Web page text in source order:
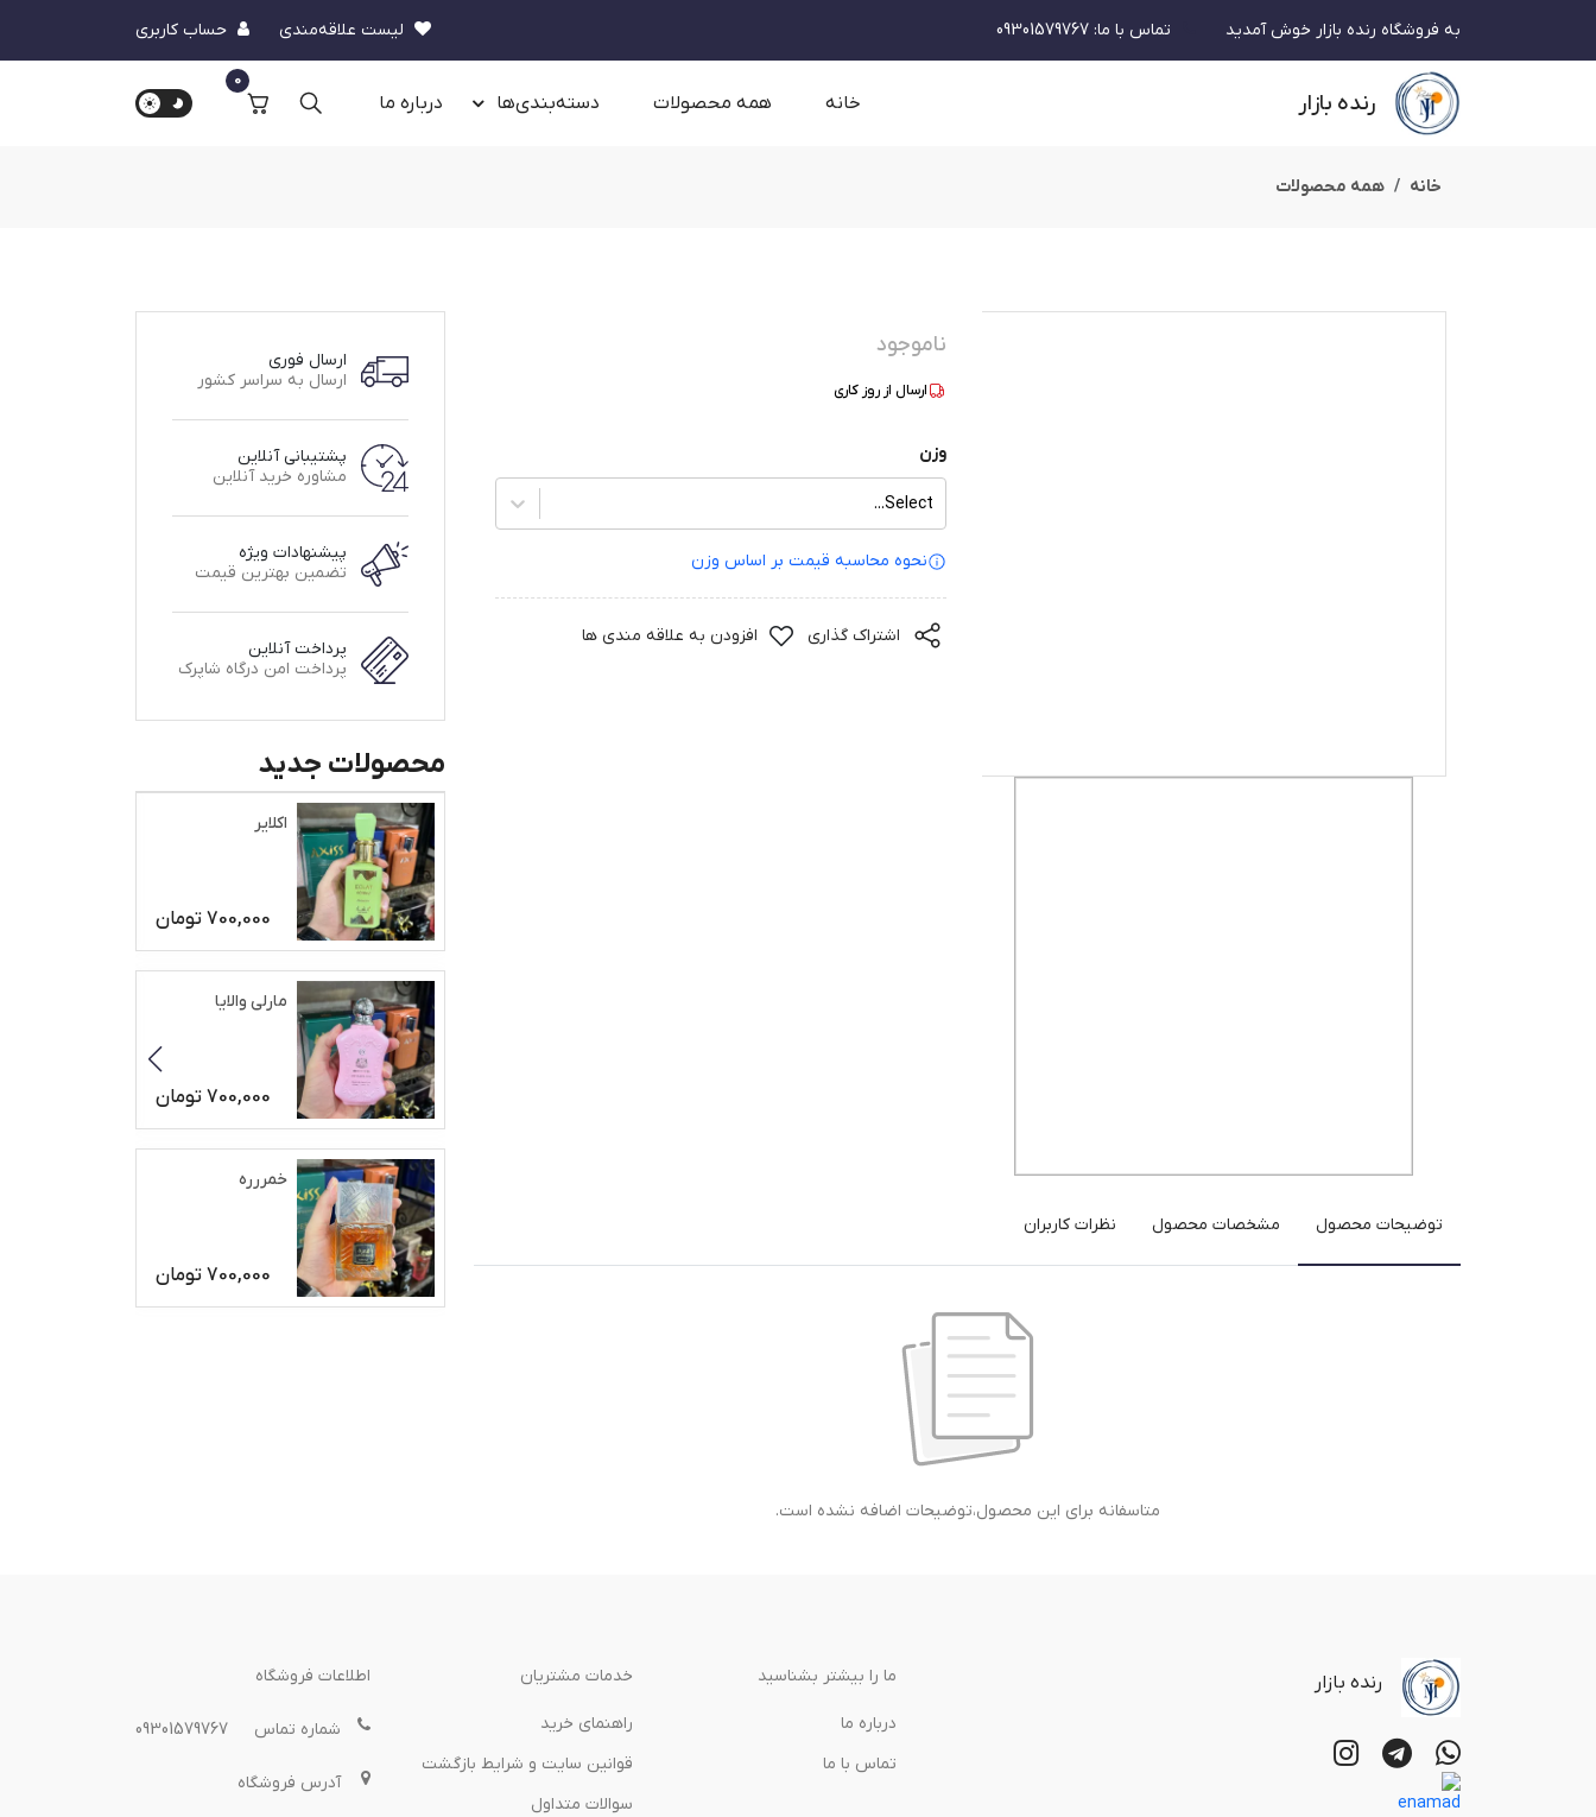
به فروشگاه رنده بازار خوش آمدید تماس با ما:
09301579767 لیست علاقه‌مندی حساب کاربری
رنده بازار خانه همه محصولات دسته‌بندی‌ها درباره‌ ما
0
خانه همه محصولات
ناموجود
ارسال از روز کاری
وزن
Select...
نحوه محاسبه قیمت بر‌ اساس وزن
اشتراک گذاری افزودن به علاقه مندی ها
توضیحات محصول مشخصات محصول نظرات کاربران
متاسفانه برای این محصول،توضیحات اضافه نشده است.
ارسال فوری
ارسال به سراسر کشور
پشتیبانی آنلاین
مشاوره خرید آنلاین
پیشنهادات ویژه
تضمین بهترین قیمت
پرداخت آنلاین
پرداخت امن درگاه شاپرک
محصولات جدید
اکلایر
700,000 تومان
مارلی والایا
700,000 تومان
خمررره
700,000 تومان
رنده بازار ما را بیشتر بشناسید
درباره‌ ما
تماس با ما
خدمات مشتریان
راهنمای خرید
قوانین سایت و شرایط بازگشت
سوالات متداول
اطلاعات فروشگاه
شماره تماس 09301579767
آدرس فروشگاه